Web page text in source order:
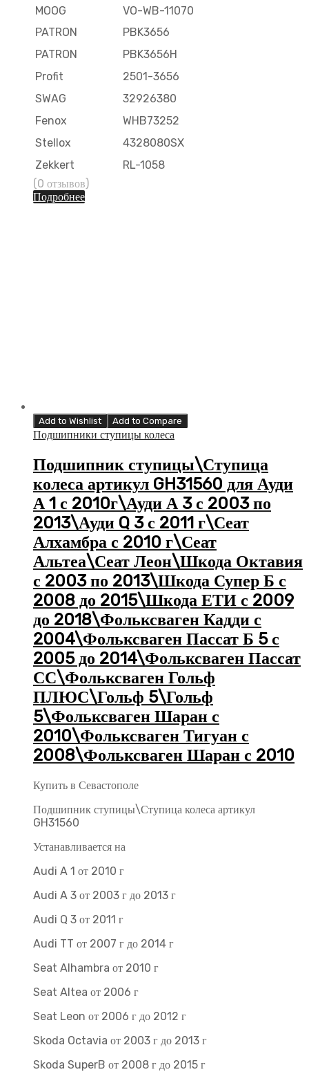
MOOG
VO-WB-11070
PATRON
PBK3656
PATRON
PBK3656H
Profit
2501-3656
SWAG
32926380
Fenox
WHB73252
Stellox
4328080SX
Zekkert
RL-1058
(0 отзывов)
Подробнее
Add to Wishlist Add to Compare
Подшипники ступицы колеса
Подшипник ступицы\Ступица
колеса артикул GH31560 для Ауди
А 1 с 2010г\Ауди А 3 с 2003 по
2013\Ауди Q 3 с 2011 г\Сеат
Алхамбра с 2010 г\Сеат
Альтеа\Сеат Леон\Шкода Октавия
с 2003 по 2013\Шкода Супер Б с
2008 до 2015\Шкода ЕТИ с 2009
до 2018\Фольксваген Кадди с
2004\Фольксваген Пассат Б 5 с
2005 до 2014\Фольксваген Пассат
СС\Фольксваген Гольф
ПЛЮС\Гольф 5\Гольф
5\Фольксваген Шаран с
2010\Фольксваген Тигуан с
2008\Фольксваген Шаран с 2010
Купить в Севастополе
Подшипник ступицы\Ступица колеса артикул
GH31560
Устанавливается на
Audi A 1 от 2010 г
Audi A 3 от 2003 г до 2013 г
Audi Q 3 от 2011 г
Audi TT от 2007 г до 2014 г
Seat Alhambra от 2010 г
Seat Altea от 2006 г
Seat Leon от 2006 г до 2012 г
Skoda Octavia от 2003 г до 2013 г
Skoda SuperB от 2008 г до 2015 г